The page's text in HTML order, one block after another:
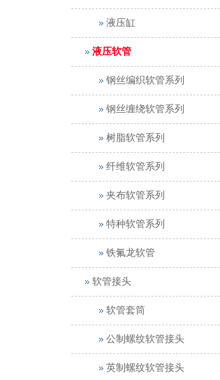
液压缸
液压软管
钢丝编织软管系列
钢丝缠绕软管系列
树脂软管系列
纤维软管系列
夹布软管系列
特种软管系列
铁氟龙软管
软管接头
软管套筒
公制螺纹软管接头
英制螺纹软管接头